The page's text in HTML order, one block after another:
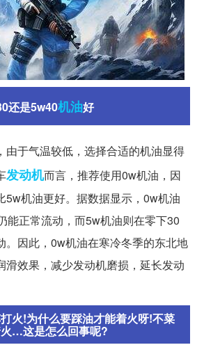
还是5w40机油好
由于气温较低，选择合适的机油显得
发动机而言，推荐使用0w机油，因
5w机油更好。据数据显示，0w机油
能正常流动，而5w机油则在零下30
。因此，0w机油在寒冷冬季的东北地
滑效果，减少发动机磨损，延长发动
火!为什么要踩油才能着火呀!不菜
…这是怎么回事呢?